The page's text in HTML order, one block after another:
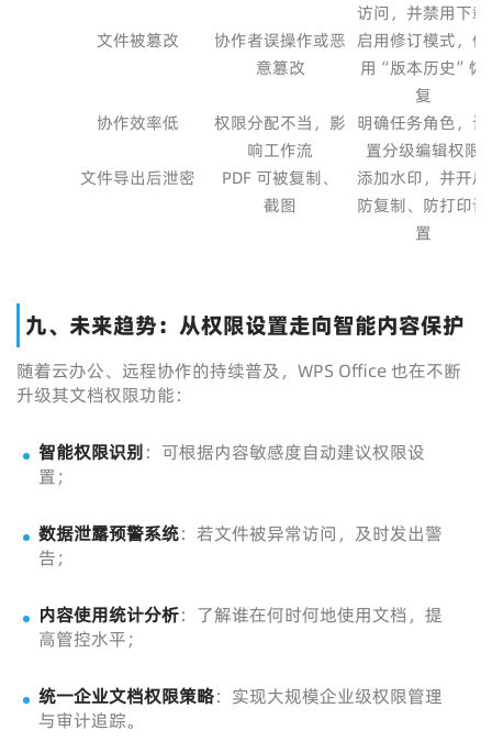
访问，并禁用下载
文件被篡改
协作者误操作或恶
意篡改
启用修订模式，使
用“版本历史”恢
复
协作效率低
权限分配不当，影
响工作流
明确任务角色，设
置分级编辑权限
文件导出后泄密
PDF 可被复制、
截图
添加水印，并开启
防复制、防打印设
置
九、未来趋势：从权限设置走向智能内容保护
随着云办公、远程协作的持续普及，WPS Office 也在不断
升级其文档权限功能：
智能权限识别：可根据内容敏感度自动建议权限设
置；
数据泄露预警系统：若文件被异常访问，及时发出警
告；
内容使用统计分析：了解谁在何时何地使用文档，提
高管控水平；
统一企业文档权限策略：实现大规模企业级权限管理
与审计追踪。